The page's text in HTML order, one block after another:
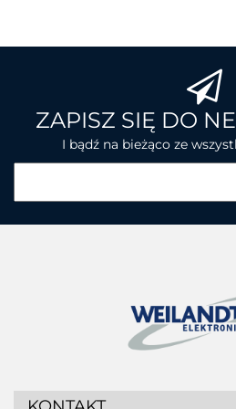
ZAPISZ SIĘ DO
I bądź na bieżąco ze